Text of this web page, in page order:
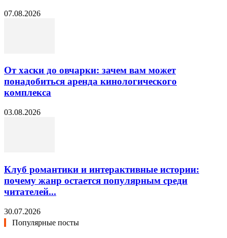
07.08.2026
От хаски до овчарки: зачем вам может
понадобиться аренда кинологического
комплекса
03.08.2026
Клуб романтики и интерактивные истории:
почему жанр остается популярным среди
читателей...
30.07.2026
Популярные посты